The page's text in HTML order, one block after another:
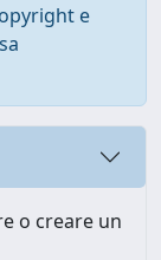
e
o creare un